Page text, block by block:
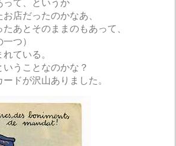
って、というか
店だったのかなあ、
あとそのままのもあって、
つ）
ている。
うことなのかな？
ドが沢山ありました。